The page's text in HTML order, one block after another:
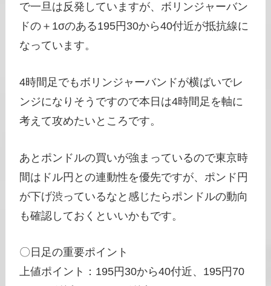
で一旦は反発していますが、ボリンジャーバン
ドの＋1σのある195円30から40付近が抵抗線に
なっています。
4時間足でもボリンジャーバンドが横ばいでレ
ンジになりそうですので本日は4時間足を軸に
考えて攻めたいところです。
あとポンドルの買いが強まっているので東京時
間はドル円との連動性を優先ですが、ポンド円
が下げ渋っているなと感じたらポンドルの動向
も確認しておくといいかもです。
〇日足の重要ポイント
上値ポイント：195円30から40付近、195円70